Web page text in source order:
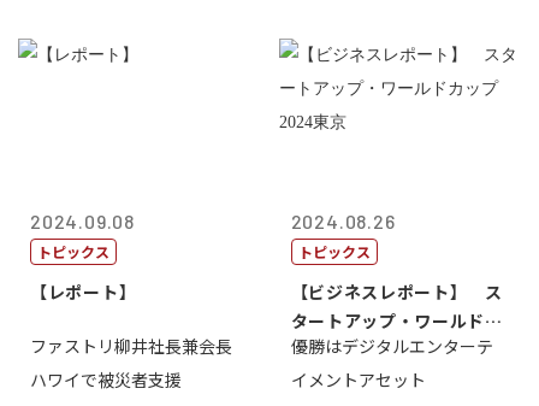
2024.09.08
トピックス
【レポート】
ファストリ柳井社長兼会長
ハワイで被災者支援
2024.08.26
トピックス
【ビジネスレポート】 ス
タートアップ・ワールドカ
ップ2024...
優勝はデジタルエンターテ
イメントアセット